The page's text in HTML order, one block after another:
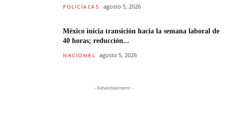
POLICÍACAS agosto 5, 2026
México inicia transición hacia la semana laboral de
40 horas; reducción...
NACIONAL agosto 5, 2026
- Advertisement -